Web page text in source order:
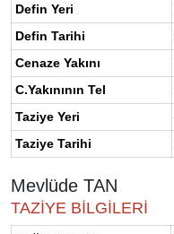
Defin Yeri
Defin Tarihi
Cenaze Yakını
C.Yakınının Tel
Taziye Yeri
Taziye Tarihi
Mevlüde TAN
TAZİYE BİLGİLERİ